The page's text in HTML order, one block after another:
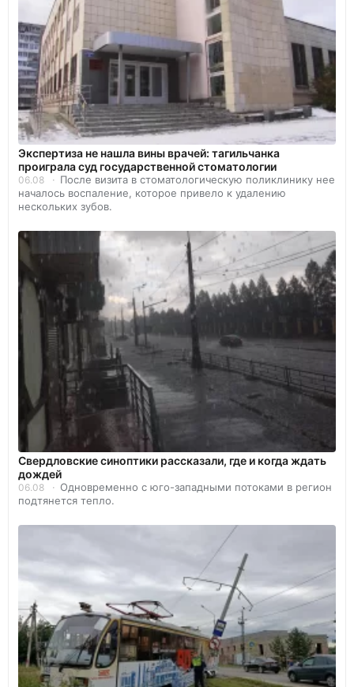
Экспертиза не нашла вины врачей: тагильчанка
проиграла суд государственной стоматологии
06.08
После визита в стоматологическую поликлинику нее
началось воспаление, которое привело к удалению
нескольких зубов.
Свердловские синоптики рассказали, где и когда ждать
дождей
06.08
Одновременно с юго-западными потоками в регион
подтянется тепло.